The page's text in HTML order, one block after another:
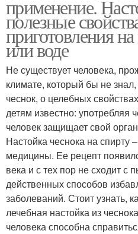
применение.
полезные
приготовления
или воде
Не существует человека,
климате, который бы не
чеснок, о целебных
детям известно: употребляя
человек защищает свой
Настойка чеснока на
медицины. Ее рецепт
века и с тех пор не сходит с
действенных способов
заболеваний. Стоит узнать,
лечебная настойка из
человека способна